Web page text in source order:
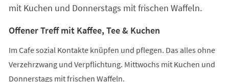
mit Kuchen und Donnerstags mit frischen Waffeln.
Offener Treff mit Kaffee, Tee & Kuchen
Im Cafe sozial Kontakte knüpfen und pflegen. Das alles ohne
Verzehrzwang und Verpflichtung. Mittwochs mit Kuchen und
Donnerstags mit frischen Waffeln.